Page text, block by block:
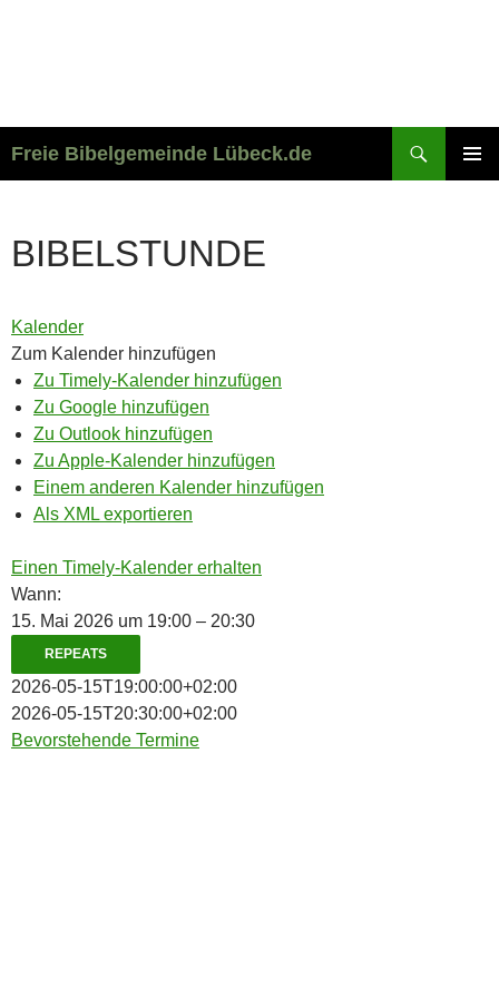
Freie Bibelgemeinde Lübeck.de
BIBELSTUNDE
Kalender
Zum Kalender hinzufügen
Zu Timely-Kalender hinzufügen
Zu Google hinzufügen
Zu Outlook hinzufügen
Zu Apple-Kalender hinzufügen
Einem anderen Kalender hinzufügen
Als XML exportieren
Einen Timely-Kalender erhalten
Wann:
15. Mai 2026 um 19:00 – 20:30
REPEATS
2026-05-15T19:00:00+02:00
2026-05-15T20:30:00+02:00
Bevorstehende Termine